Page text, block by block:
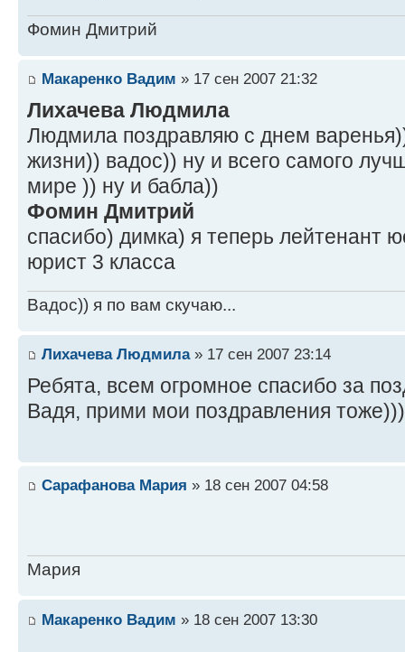
Фомин Дмитрий
Макаренко Вадим » 17 сен 2007 21:32
Лихачева Людмила
Людмила поздравляю с днем
жизни)) вадос)) ну и всего самого
мире )) ну и бабла))
Фомин Дмитрий
спасибо) димка) я теперь лейтенант
юрист 3 класса
Вадос)) я по вам скучаю...
Лихачева Людмила» 17 сен 2007 23:14
Ребята, всем огромное спасибо за
Вадя, прими мои поздравления тоже)))
Сарафанова Мария » 18 сен 2007 04:58
Мария
Макаренко Вадим » 18 сен 2007 13:30